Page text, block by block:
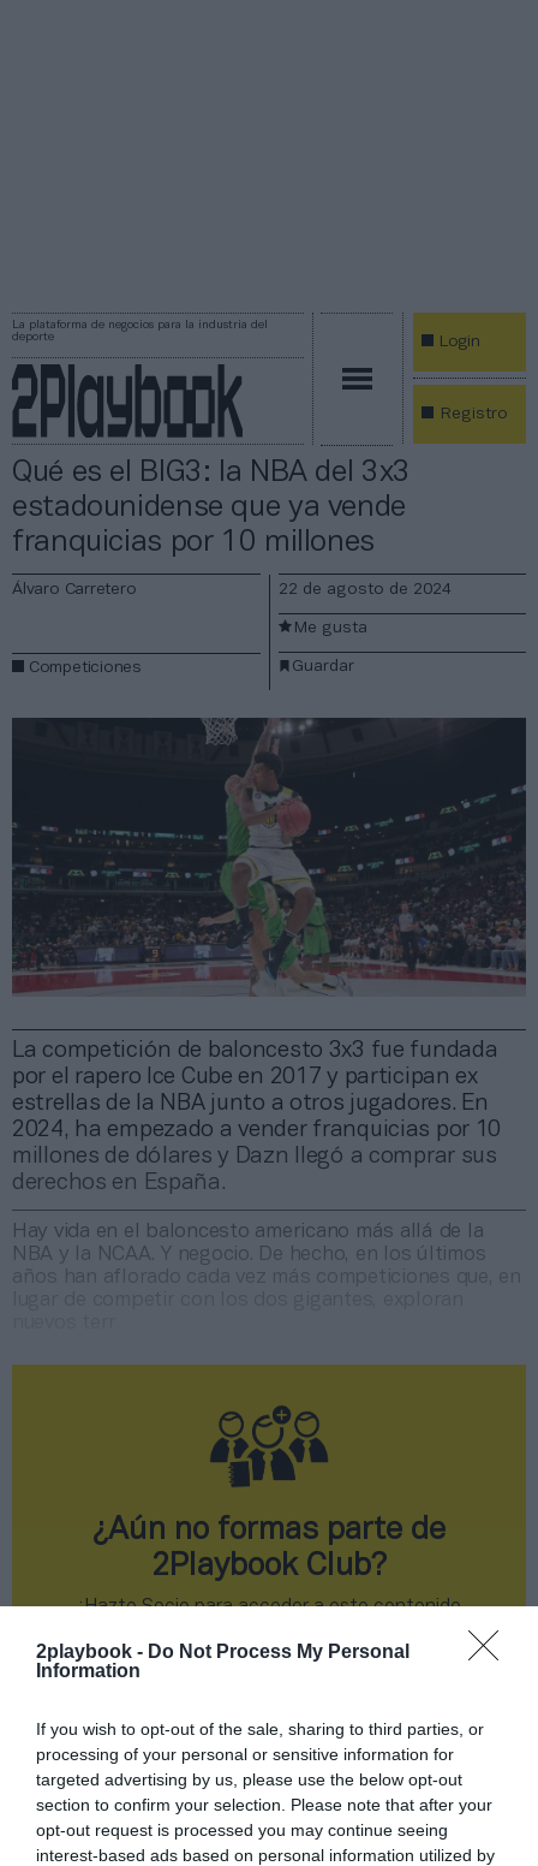
2playbook - Do Not Process My Personal
Information
If you wish to opt-out of the sale, sharing to third parties, or
processing of your personal or sensitive information for
targeted advertising by us, please use the below opt-out
section to confirm your selection. Please note that after your
opt-out request is processed you may continue seeing
interest-based ads based on personal information utilized by
La plataforma de negocios para la industria del
deporte
Login
Registro
Qué es el BIG3: la NBA del 3x3
estadounidense que ya vende
franquicias por 10 millones
La competición de baloncesto 3x3 fue fundada
por el rapero Ice Cube en 2017 y participan ex
estrellas de la NBA junto a otros jugadores. En
2024, ha empezado a vender franquicias por 10
millones de dólares y Dazn llegó a comprar sus
derechos en España.
Álvaro Carretero
Competiciones
22 de agosto de 2024
Guardar
Me gusta
Hay vida en el baloncesto americano más allá de la
NBA y la NCAA. Y negocio. De hecho, en los últimos
años han aflorado cada vez más competiciones que, en
¿Aún no formas parte de
2Playbook Club?
¡Hazte Socio para acceder a este contenido
¡Suscríbete!
Compartir
Imprimir